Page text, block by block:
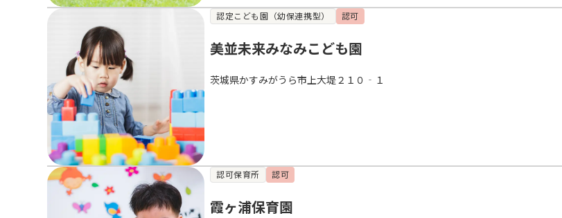
認定こども園（幼保連携型） 認可
美並未来みなみこども園
茨城県かすみがうら市上大堤２１０‐１
認可保育所 認可
霞ヶ浦保育園